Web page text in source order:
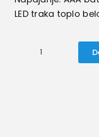
LED traka toplo
Golden